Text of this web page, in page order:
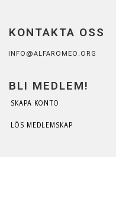
KONTAKTA OSS
INFO@ALFAROMEO.ORG
BLI MEDLEM!
SKAPA KONTO
LÖS MEDLEMSKAP